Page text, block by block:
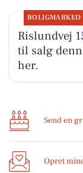
BOLIGMARKED
Rislundvej
til salg
her.
Send en
Opret